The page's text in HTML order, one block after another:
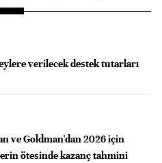
verilecek destek tutarları
ve Goldman'dan 2026 için
ötesinde kazanç tahmini